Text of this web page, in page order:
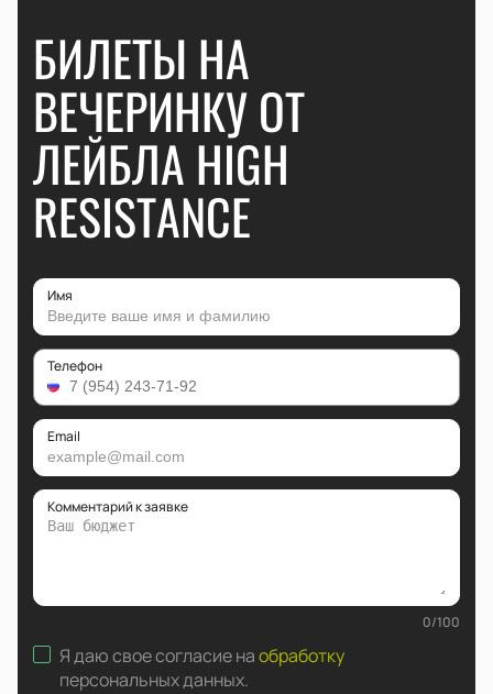
БИЛЕТЫ НА
ВЕЧЕРИНКУ ОТ
ЛЕЙБЛА HIGH
RESISTANCE
Имя
Телефон
Email
Комментарий к заявке
0/100
Я даю свое согласие наобработку
персональных данных.